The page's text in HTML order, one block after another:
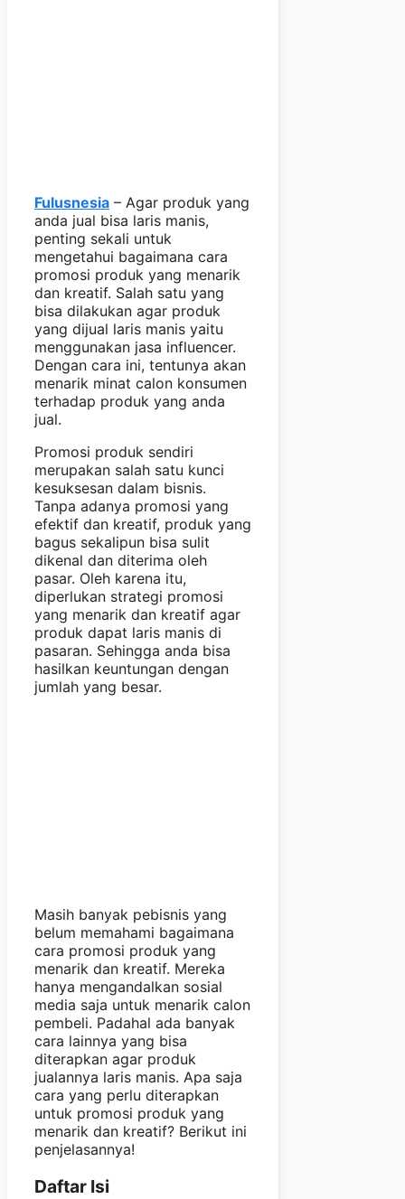
Fulusnesia – Agar produk yang
anda jual bisa laris manis,
penting sekali untuk
mengetahui bagaimana cara
promosi produk yang menarik
dan kreatif. Salah satu yang
bisa dilakukan agar produk
yang dijual laris manis yaitu
menggunakan jasa influencer.
Dengan cara ini, tentunya akan
menarik minat calon konsumen
terhadap produk yang anda
jual.
Promosi produk sendiri
merupakan salah satu kunci
kesuksesan dalam bisnis.
Tanpa adanya promosi yang
efektif dan kreatif, produk yang
bagus sekalipun bisa sulit
dikenal dan diterima oleh
pasar. Oleh karena itu,
diperlukan strategi promosi
yang menarik dan kreatif agar
produk dapat laris manis di
pasaran. Sehingga anda bisa
hasilkan keuntungan dengan
jumlah yang besar.
Masih banyak pebisnis yang
belum memahami bagaimana
cara promosi produk yang
menarik dan kreatif. Mereka
hanya mengandalkan sosial
media saja untuk menarik calon
pembeli. Padahal ada banyak
cara lainnya yang bisa
diterapkan agar produk
jualannya laris manis. Apa saja
cara yang perlu diterapkan
untuk promosi produk yang
menarik dan kreatif? Berikut ini
penjelasannya!
Daftar Isi